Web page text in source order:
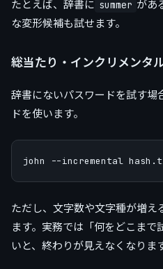
たとえば、辞書に summer があ
な変形候補も試せます。
総当たり・インクリメンタ
辞書にないパスワードを試す場
ドを使います。
ただし、文字数や文字種が増
ます。実務では「何をどこま
いと、終わりが見えなくなります